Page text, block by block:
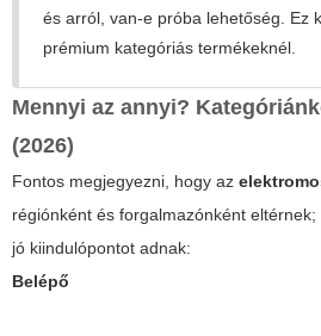
és arról, van-e próba lehetőség. Ez
prémium kategóriás termékeknél.
Mennyi az annyi?
(2026)
Fontos megjegyezni, hogy az
régiónként és forgalmazónként
jó kiindulópontot adnak:
Belépő